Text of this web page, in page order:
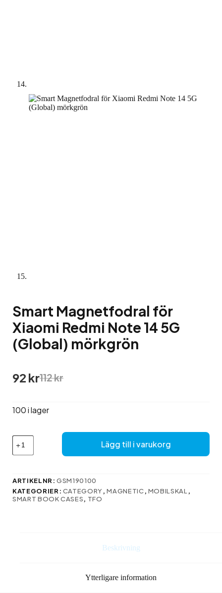
Smart Magnetfodral för
Xiaomi Redmi Note 14 5G
(Global) mörkgrön
112kr
Det
ursprungliga
var:
92 krDet
nuvarande
är:
100 i lager
Smart
Magnetfodral
för
Redmi
14
Lägg till i varukorg
ARTIKELNR:GSM190100
KATEGORIER: CATEGORY ,MAGNETIC, MOBILSKAL ,
SMART BOOK CASES, TFO
Beskrivning
Ytterligare information